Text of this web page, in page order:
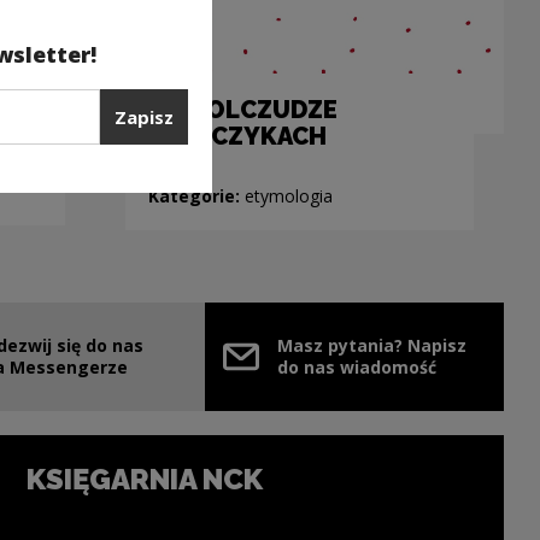
...w KOLCZUDZE
i KOLCZYKACH
Kategorie: etymologia
się do nas
Messengerze
zostanie otwarty w nowym oknie
Masz pytania? Napisz
do nas wiadomość
KSIĘGARNIA NCK
Zapisz